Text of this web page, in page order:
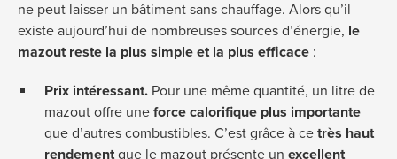
ne peut laisser un bâtiment sans chauffage. Alors qu’il
existe aujourd’hui de nombreuses sources d’énergie, le
mazout reste la plus simple et la plus efficace :
Prix intéressant. Pour une même quantité, un litre de
mazout offre une force calorifique plus importante
que d’autres combustibles. C’est grâce à ce très haut
rendementque le mazout présente un excellent